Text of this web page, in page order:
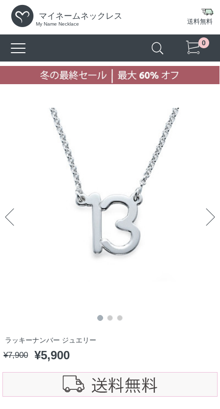
マイネームネックレス
My Name Necklace 送料無料
0
ラッキーナンバー ジュエリー
¥7,900 ¥5,900